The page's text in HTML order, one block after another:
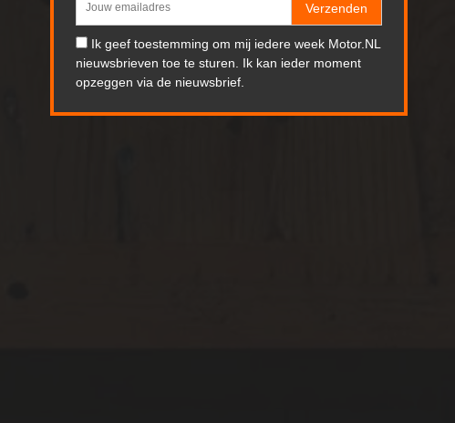
Verzenden
Ik geef toestemming om mij iedere week Motor.NL
nieuwsbrieven toe te sturen. Ik kan ieder moment
opzeggen via de nieuwsbrief.